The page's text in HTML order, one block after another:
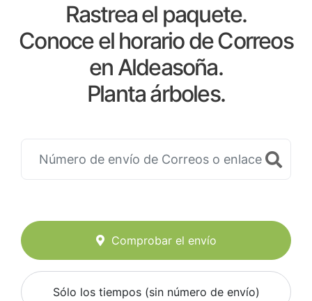
Rastrea el paquete.
Conoce el horario de Correos
en Aldeasoña.
Planta árboles.
Comprobar el envío
Sólo los tiempos (sin número de envío)